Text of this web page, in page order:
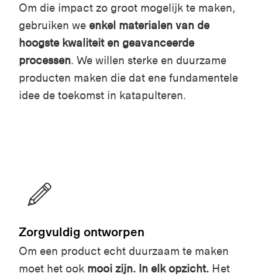
Om die impact zo groot mogelijk te maken,
gebruiken we enkel materialen van de
hoogste kwaliteit en geavanceerde
processen. We willen sterke en duurzame
producten maken die dat ene fundamentele
idee de toekomst in katapulteren.
Zorgvuldig ontworpen
Om een product echt duurzaam te maken
moet het ook mooi zijn. In elk opzicht. Het